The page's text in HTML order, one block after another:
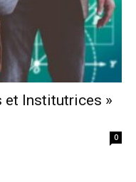
et Institutrices »
0